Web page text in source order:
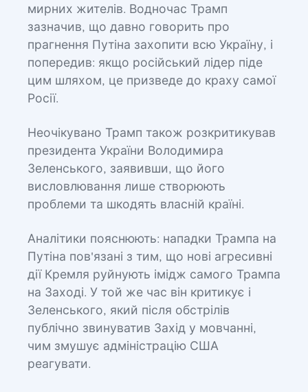
мирних жителів. Водночас Трамп
зазначив, що давно говорить про
прагнення Путіна захопити всю Україну, і
попередив: якщо російський лідер піде
цим шляхом, це призведе до краху самої
Росії.
Неочікувано Трамп також розкритикував
президента України Володимира
Зеленського, заявивши, що його
висловлювання лише створюють
проблеми та шкодять власній країні.
Аналітики пояснюють: нападки Трампа на
Путіна пов'язані з тим, що нові агресивні
дії Кремля руйнують імідж самого Трампа
на Заході. У той же час він критикує і
Зеленського, який після обстрілів
публічно звинуватив Захід у мовчанні,
чим змушує адміністрацію США
реагувати.